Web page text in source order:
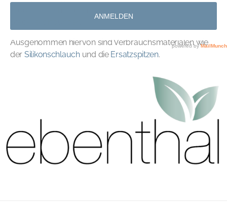
Ausgenommen hiervon sind Verbrauchsmaterialen wie
der Silikonschlauchund die Ersatzspitzen.